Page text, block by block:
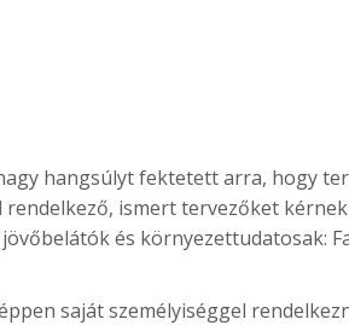
hangsúlyt fektetett arra, hogy
ismert tervezőket
és környezettudatosak:
saját személyiséggel